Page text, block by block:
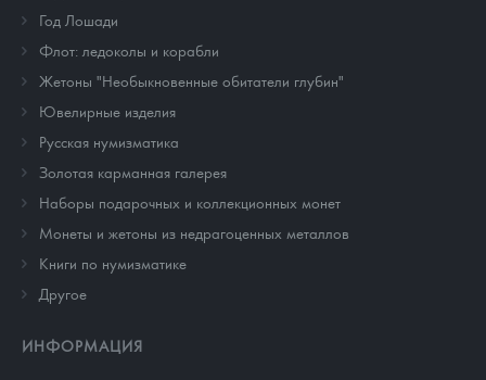
Год Лошади
Флот: ледоколы и корабли
Жетоны "Необыкновенные обитатели глубин"
Ювелирные изделия
Русская нумизматика
Золотая карманная галерея
Наборы подарочных и коллекционных монет
Монеты и жетоны из недрагоценных металлов
Книги по нумизматике
Другое
ИНФОРМАЦИЯ